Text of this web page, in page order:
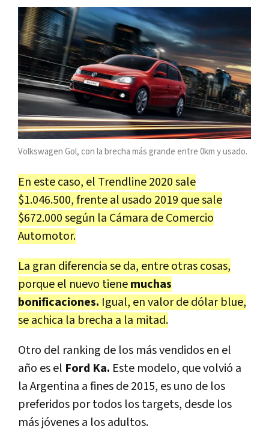
Volkswagen Gol, con la brecha más grande entre 0km y usado.
En este caso, el Trendline 2020 sale
$1.046.500, frente al usado 2019 que sale
$672.000 según la Cámara de Comercio
Automotor.
La gran diferencia se da, entre otras cosas,
porque el nuevo tienemuchas
bonificaciones. Igual, en valor de dólar blue,
se achica la brecha a la mitad.
Otro del ranking de los más vendidos en el
año es el Ford Ka. Este modelo, que volvió a
la Argentina a fines de 2015, es uno de los
preferidos por todos los targets, desde los
más jóvenes a los adultos.